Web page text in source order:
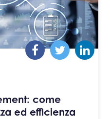
come
ed efficienza